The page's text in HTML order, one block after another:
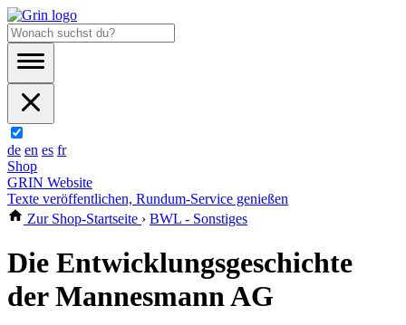
de en es fr
Shop
GRIN Website
Texte veröffentlichen, Rundum-Service genießen
Zur Shop-Startseite › BWL - Sonstiges
Die Entwicklungsgeschichte
der Mannesmann AG